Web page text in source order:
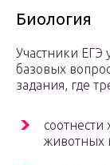
Биология
Участники ЕГЭ
базовых
задания, где
соотнести
животных